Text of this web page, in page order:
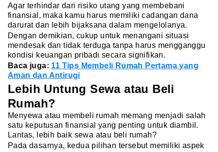
Agar terhindar dari risiko utang yang membebani
finansial, maka kamu harus memiliki cadangan dana
darurat dan lebih bijaksana dalam mengelolanya.
Dengan demikian, cukup untuk menangani situasi
mendesak dan tidak terduga tanpa harus mengganggu
kondisi keuangan pribadi secara signifikan.
Baca juga: 11 Tips Membeli Rumah Pertama yang
Aman dan Antirugi
Lebih Untung Sewa atau Beli
Rumah?
Menyewa atau membeli rumah memang menjadi salah
satu keputusan finansial yang penting untuk diambil.
Lantas, lebih baik sewa atau beli rumah?
Pada dasarnya, kedua pilihan tersebut memiliki aspek